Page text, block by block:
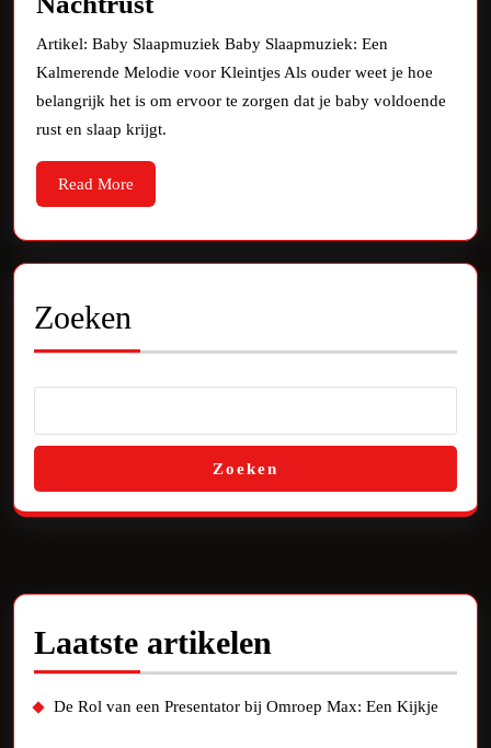
Baby
Slaapmuziek:
De
Sleutel
tot
een
Rustige
Nachtrust
Artikel: Baby Slaapmuziek Baby Slaapmuziek: Een
Kalmerende Melodie voor Kleintjes Als ouder weet je hoe
belangrijk het is om ervoor te zorgen dat je baby voldoende
rust en slaap krijgt.
Read More
More
Zoeken
Zoeken
Laatste artikelen
De Rol van een Presentator bij Omroep Max: Een Kijkje